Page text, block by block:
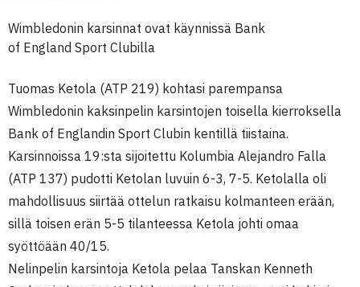
Wimbledonin karsinnat ovat käynnissä Bank
of England Sport Clubilla
Tuomas Ketola (ATP 219) kohtasi parempansa
Wimbledonin kaksinpelin karsintojen toisella kierroksella
Bank of Englandin Sport Clubin kentillä tiistaina.
Karsinnoissa 19:sta sijoitettu Kolumbia Alejandro Falla
(ATP 137) pudotti Ketolan luvuin 6-3, 7-5. Ketolalla oli
mahdollisuus siirtää ottelun ratkaisu kolmanteen erään,
sillä toisen erän 5-5 tilanteessa Ketola johti omaa
syöttöään 40/15.
Nelinpelin karsintoja Ketola pelaa Tanskan Kenneth